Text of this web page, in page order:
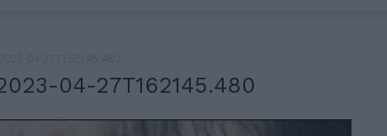
04-27T162145.480